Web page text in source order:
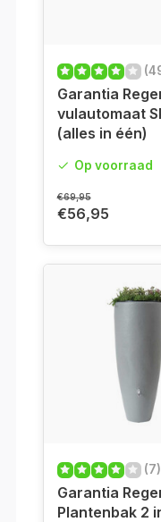
Garantia
vulautomaat
(alles in één)
Op voorraad
€69,95
€56,95
(7)
Garantia
Plantenbak 2